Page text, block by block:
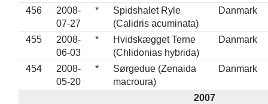
456
2008-
07-27
*
Spidshalet Ryle
(Calidris acuminata)
Danmark
455
2008-
06-03
*
Hvidskægget Terne
(Chlidonias hybrida)
Danmark
454
2008-
05-20
*
Sørgedue (Zenaida
macroura)
Danmark
2007